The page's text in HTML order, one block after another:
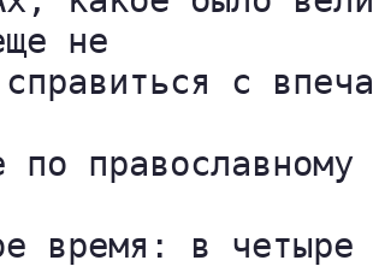
не
с
по
время: в